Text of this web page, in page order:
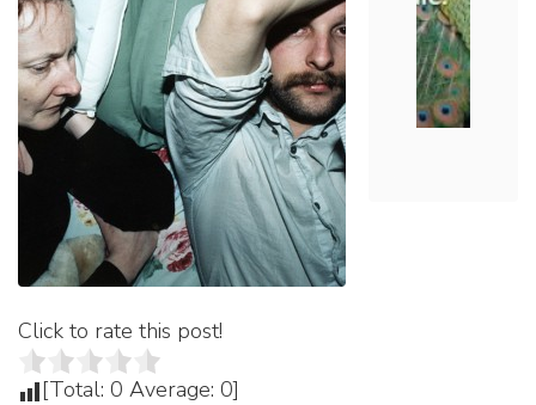
Click to rate this post!
[Total: 0 Average: 0]